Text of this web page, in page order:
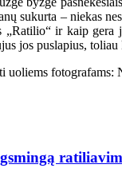
sukurta – niekas
ir kaip
jos puslapius,
uoliems